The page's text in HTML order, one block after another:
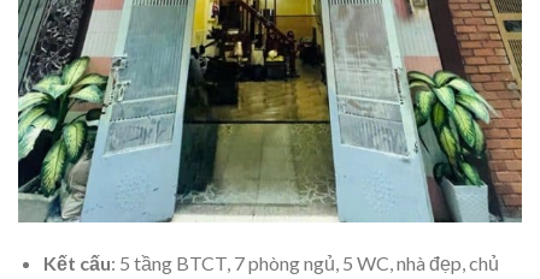
Kết cấu: 5 tầng BTCT, 7 phòng ngủ, 5 WC, nhà đẹp, chủ